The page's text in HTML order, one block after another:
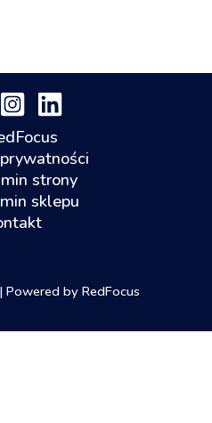
strony
sklepu
by RedFocus